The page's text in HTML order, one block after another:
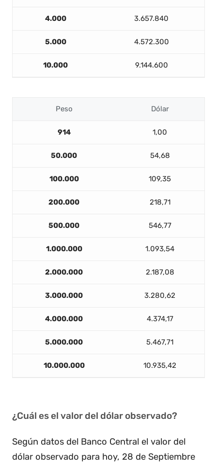
4.000 3.657.840
5.000 4.572.300
10.000 9.144.600
Peso Dólar
914 1,00
50.000 54,68
100.000 109,35
200.000 218,71
500.000 546,77
1.000.000 1.093,54
2.000.000 2.187,08
3.000.000 3.280,62
4.000.000 4.374,17
5.000.000 5.467,71
10.000.000 10.935,42
¿Cuál es el valor del dólar observado?
Según datos del Banco Central el valor del
dólar observado para hoy, 28 de Septiembre